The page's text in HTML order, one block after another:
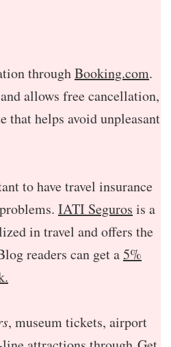
throughBooking.com.
allows free cancellation,
that helps avoid unpleasant
to have travel insurance
IATI Seguros is a
in travel and offers the
readers can get a5%
, museum tickets, airport